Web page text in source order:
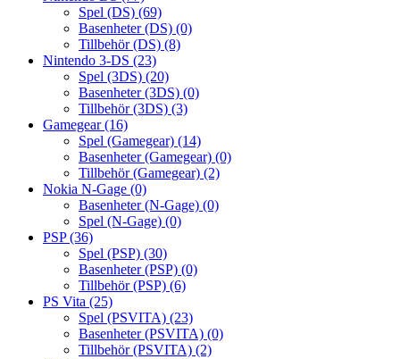
Spel (DS) (69)
Basenheter (DS) (0)
Tillbehör (DS) (8)
Nintendo 3-DS (23)
Spel (3DS) (20)
Basenheter (3DS) (0)
Tillbehör (3DS) (3)
Gamegear(16)
Spel (Gamegear) (14)
Basenheter (Gamegear) (0)
Tillbehör (Gamegear) (2)
Nokia N-Gage (0)
Basenheter (N-Gage) (0)
Spel (N-Gage) (0)
PSP(36)
Spel (PSP) (30)
Basenheter (PSP) (0)
Tillbehör (PSP) (6)
PS Vita (25)
Spel (PSVITA) (23)
Basenheter (PSVITA) (0)
Tillbehör (PSVITA) (2)